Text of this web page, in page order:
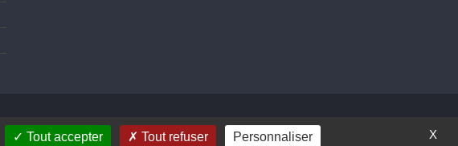
X
Tout accepter Tout refuser Personnaliser